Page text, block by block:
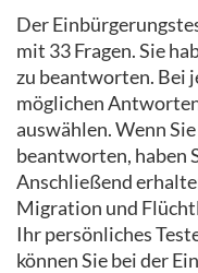
Der
mit 33 Fragen. Sie
zu beantworten. Bei
möglichen
auswählen. Wenn
beantworten, haben
Anschließend
Migration und
Ihr persönliches
können Sie bei der